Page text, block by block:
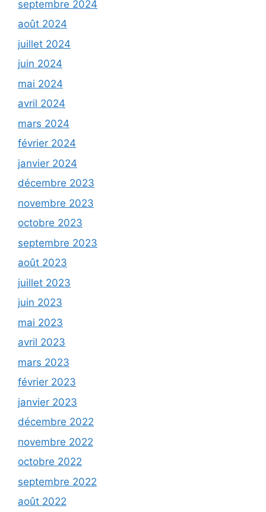
septembre 2024
août 2024
juillet 2024
juin 2024
mai 2024
avril 2024
mars 2024
février 2024
janvier 2024
décembre 2023
novembre 2023
octobre 2023
septembre 2023
août 2023
juillet 2023
juin 2023
mai 2023
avril 2023
mars 2023
février 2023
janvier 2023
décembre 2022
novembre 2022
octobre 2022
septembre 2022
août 2022